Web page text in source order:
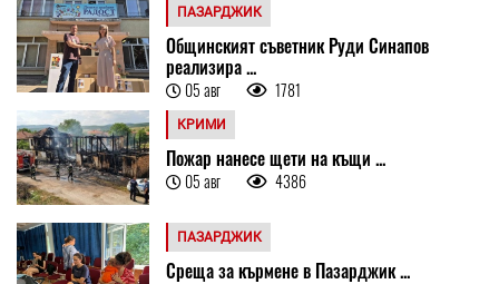
ПАЗАРДЖИК
Общинският съветник Руди Синапов
реализира ...
05 авг 1781
КРИМИ
Пожар нанесе щети на къщи ...
05 авг 4386
ПАЗАРДЖИК
Среща за кърмене в Пазарджик ...